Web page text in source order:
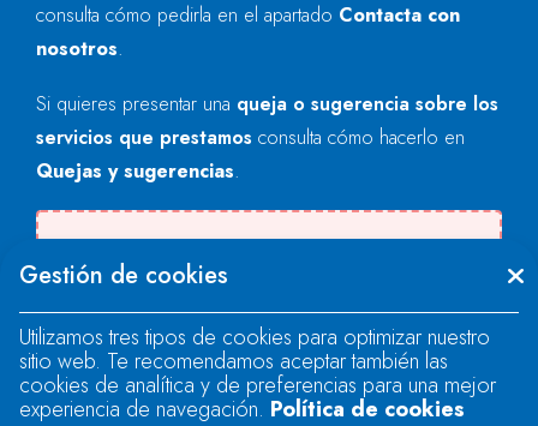
consulta cómo pedirla en el apartado Contacta con
nosotros.
Si quieres presentar una queja o sugerencia sobre los
servicios que prestamos consulta cómo hacerlo en
Quejas y sugerencias.
"text".
Se produjo un error al cargar el campo
"text".
Gestión de cookies
Utilizamos tres tipos de cookies para optimizar nuestro
sitio web. Te recomendamos aceptar también las
cookies de analítica y de preferencias para una mejor
experiencia de navegación. Política de cookies